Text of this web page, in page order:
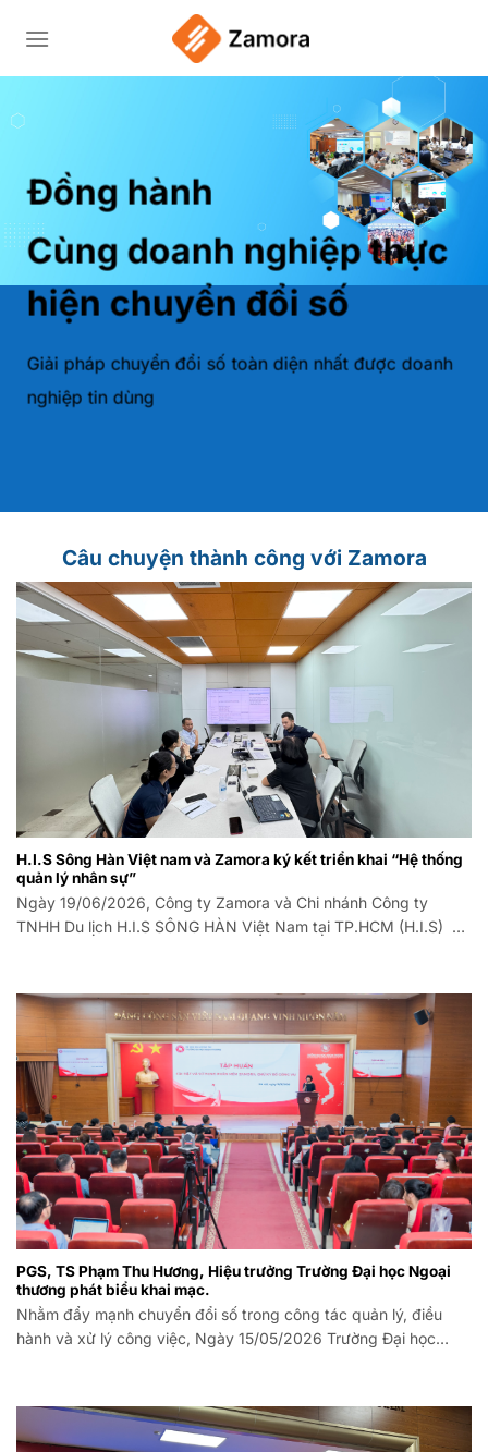
qua
Đồng hành
Cùng doanh nghiệp thực
hiện chuyển đổi số
Giải pháp chuyển đổi số toàn diện nhất được doanh
nghiệp tin dùng
Câu chuyện thành công với Zamora
H.I.S Sông Hàn Việt nam và Zamora ký kết triển khai “Hệ thống
quản lý nhân sự”
Ngày 19/06/2026, Công ty Zamora và Chi nhánh Công ty
TNHH Du lịch H.I.S SÔNG HÀN Việt Nam tại TP.HCM (H.I.S) đã
PGS, TS Phạm Thu Hương, Hiệu trưởng Trường Đại học Ngoại
thương phát biểu khai mạc.
Nhằm đẩy mạnh chuyển đổi số trong công tác quản lý, điều
hành và xử lý công việc, Ngày 15/05/2026 Trường Đại học